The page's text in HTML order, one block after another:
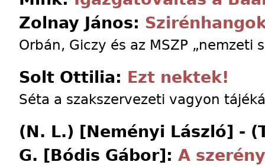
Zolnay János:
Orbán, Giczy és az MSZP „nemzeti
Solt Ottilia: Ezt nektek!
Séta a szakszervezeti vagyon
(N. L.) [Neményi László] -
G. [Bódis Gábor]: A